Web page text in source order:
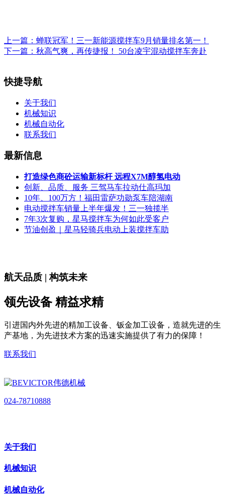
上一篇： 蝉联冠军！三一新能源搅拌车9月销量排名第一！
下一篇： 秋高气爽，再传捷报！ 50台凌宇混动搅拌车奔赴
快捷导航
关于我们
机械知识
机械自动化
联系我们
最新信息
打造绿色商砼运输新标杆 远程X7M醇氢电动
创新、品质、服务 三驾马车拉动仕高玛加
10年、100万方！福田雷萨功勋泵车陪湖南
电动搅拌车销量上半年爆发！三一独揽半
7年3次复购，星马搅拌车为何如此受客户
节油创盈｜星马轻骑兵电动上装搅拌车助
航天品质 | 构筑未来
领先设备 精益求精
引进国内外先进的精加工设备、钣金加工设备，造就先进的生
产基地，为先进技术方案的迅速实施提供了有力的保障！
联系我们
024-78710888
关于我们
机械知识
机械自动化